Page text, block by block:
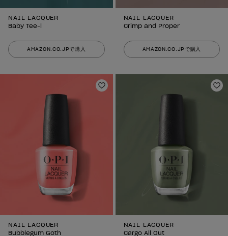
NAIL LACQUER
Baby Tee-l
AMAZON.CO.JPで購入
NAIL LACQUER
Crimp and Proper
AMAZON.CO.JPで購入
ほしいものリストに追加
NAIL LACQUER
Bubblegum Goth
ほ
NAIL LACQUER
Cargo All Out